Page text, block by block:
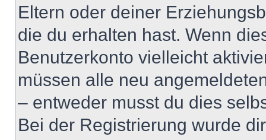
Eltern oder deiner
die du erhalten hast. Wenn
Benutzerkonto vielleicht
müssen alle neu
– entweder musst du dies
Bei der Registrierung wurde